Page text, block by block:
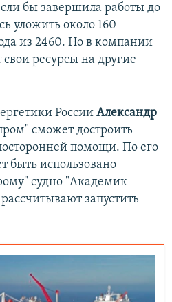
бы завершила работы до
уложить около 160
из 2460. Но в компании
свои ресурсы на другие
России Александр
сможет достроить
помощи. По его
быть использовано
судно "Академик
запустить